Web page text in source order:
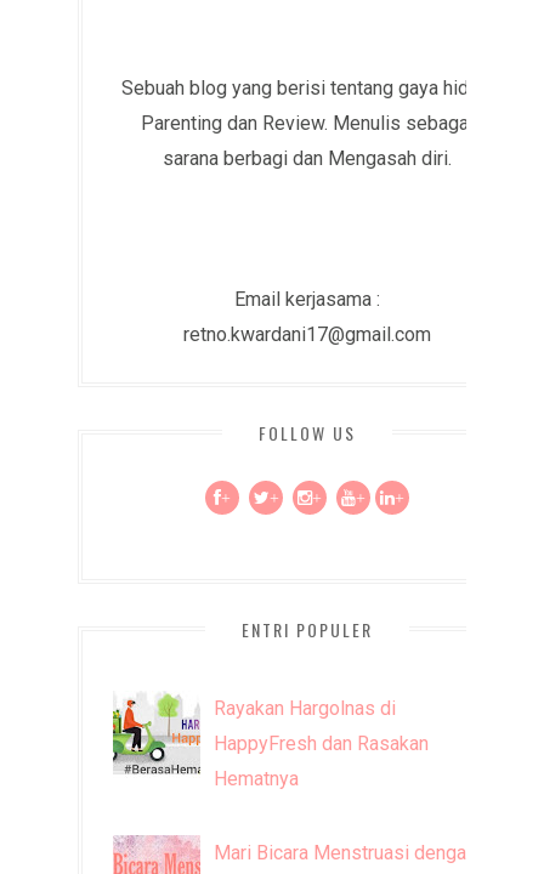
Sebuah blog yang berisi tentang gaya hidup,
Parenting dan Review. Menulis sebagai
sarana berbagi dan Mengasah diri.
Email kerjasama :
retno.kwardani17@gmail.com
FOLLOW US
+ + + + +
ENTRI POPULER
Rayakan Hargolnas di
HappyFresh dan Rasakan
Hematnya
Mari Bicara Menstruasi dengan